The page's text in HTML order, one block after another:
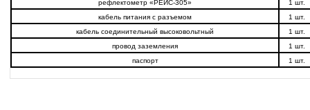
рефлектометр «РЕЙС-305»
1 шт.
кабель питания с разъемом
1 шт.
кабель соединительный высоковольтный
1 шт.
провод заземления
1 шт.
паспорт
1 шт.